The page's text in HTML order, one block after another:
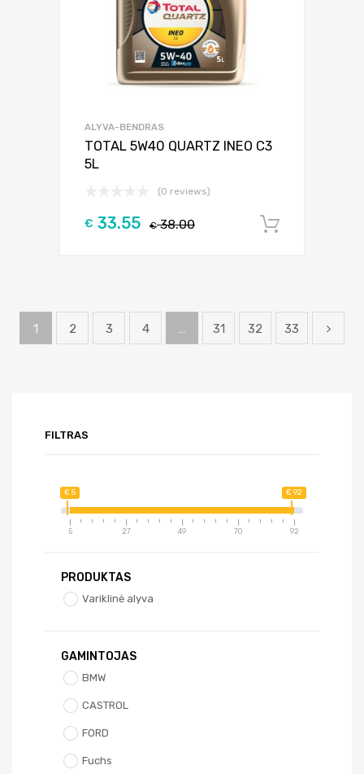
ALYVA-BENDRAS
TOTAL 5W40 QUARTZ INEO C3
5L
(0 reviews)
€38.00
€ 33.55
1 2 3 4 … 31 32 33
FILTRAS
€ 5 € 92
5 27 49 70 92
PRODUKTAS
Variklinė alyva
GAMINTOJAS
BMW
CASTROL
FORD
Fuchs